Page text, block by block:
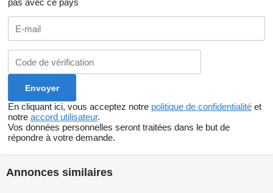
pas avec ce pays
En cliquant ici, vous acceptez notre politique de confidentialité et
notre accord utilisateur.
Vos données personnelles seront traitées dans le but de
répondre à votre demande.
Annonces similaires